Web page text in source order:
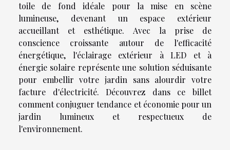
toile de fond idéale pour la mise en scène
lumineuse, devenant un espace extérieur
accueillant et esthétique. Avec la prise de
conscience croissante autour de l'efficacité
énergétique, l'éclairage extérieur à LED et à
énergie solaire représente une solution séduisante
pour embellir votre jardin sans alourdir votre
facture d'électricité. Découvrez dans ce billet
comment conjuguer tendance et économie pour un
jardin lumineux et respectueux de
l'environnement.